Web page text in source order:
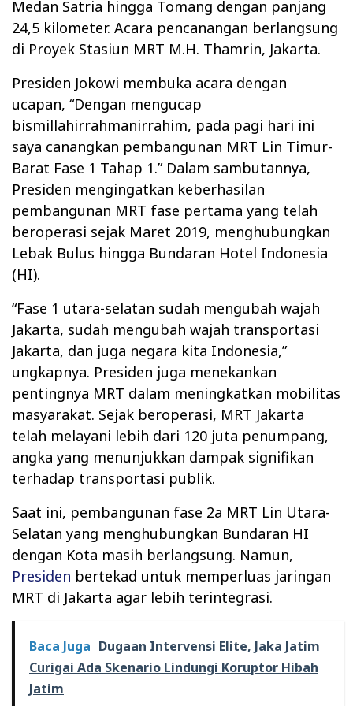
Medan Satria hingga Tomang dengan panjang
24,5 kilometer. Acara pencanangan berlangsung
di Proyek Stasiun MRT M.H. Thamrin, Jakarta.
Presiden Jokowi membuka acara dengan
ucapan, “Dengan mengucap
bismillahirrahmanirrahim, pada pagi hari ini
saya canangkan pembangunan MRT Lin Timur-
Barat Fase 1 Tahap 1.” Dalam sambutannya,
Presiden mengingatkan keberhasilan
pembangunan MRT fase pertama yang telah
beroperasi sejak Maret 2019, menghubungkan
Lebak Bulus hingga Bundaran Hotel Indonesia
(HI).
“Fase 1 utara-selatan sudah mengubah wajah
Jakarta, sudah mengubah wajah transportasi
Jakarta, dan juga negara kita Indonesia,”
ungkapnya. Presiden juga menekankan
pentingnya MRT dalam meningkatkan mobilitas
masyarakat. Sejak beroperasi, MRT Jakarta
telah melayani lebih dari 120 juta penumpang,
angka yang menunjukkan dampak signifikan
terhadap transportasi publik.
Saat ini, pembangunan fase 2a MRT Lin Utara-
Selatan yang menghubungkan Bundaran HI
dengan Kota masih berlangsung. Namun,
Presiden bertekad untuk memperluas jaringan
MRT di Jakarta agar lebih terintegrasi.
Baca Juga Dugaan Intervensi Elite, Jaka Jatim
Curigai Ada Skenario Lindungi Koruptor Hibah
Jatim